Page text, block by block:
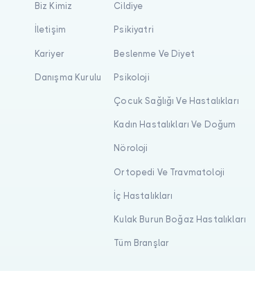
Biz Kimiz
İletişim
Kariyer
Danışma Kurulu
Cildiye
Psikiyatri
Beslenme Ve Diyet
Psikoloji
Çocuk Sağlığı Ve Hastalıkları
Kadın Hastalıkları Ve Doğum
Nöroloji
Ortopedi Ve Travmatoloji
İç Hastalıkları
Kulak Burun Boğaz Hastalıkları
Tüm Branşlar